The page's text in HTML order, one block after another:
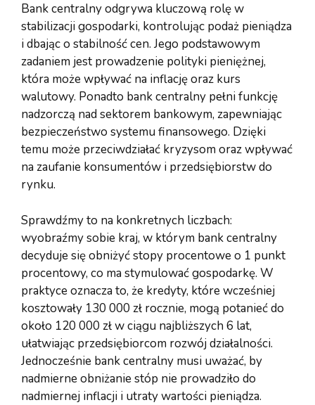
Bank centralny odgrywa kluczową rolę w
stabilizacji gospodarki, kontrolując podaż pieniądza
i dbając o stabilność cen. Jego podstawowym
zadaniem jest prowadzenie polityki pieniężnej,
która może wpływać na inflację oraz kurs
walutowy. Ponadto bank centralny pełni funkcję
nadzorczą nad sektorem bankowym, zapewniając
bezpieczeństwo systemu finansowego. Dzięki
temu może przeciwdziałać kryzysom oraz wpływać
na zaufanie konsumentów i przedsiębiorstw do
rynku.
Sprawdźmy to na konkretnych liczbach:
wyobraźmy sobie kraj, w którym bank centralny
decyduje się obniżyć stopy procentowe o 1 punkt
procentowy, co ma stymulować gospodarkę. W
praktyce oznacza to, że kredyty, które wcześniej
kosztowały 130 000 zł rocznie, mogą potanieć do
około 120 000 zł w ciągu najbliższych 6 lat,
ułatwiając przedsiębiorcom rozwój działalności.
Jednocześnie bank centralny musi uważać, by
nadmierne obniżanie stóp nie prowadziło do
nadmiernej inflacji i utraty wartości pieniądza.